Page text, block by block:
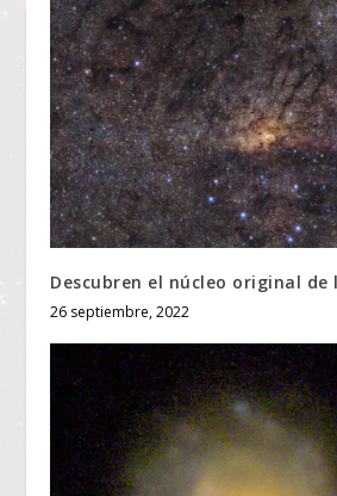
Descubren el núcleo original de
26 septiembre, 2022